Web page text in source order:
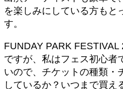
を楽しみにしている方もと
す。
FUNDAY PARK
ですが、私はフェス初心者
いので、チケットの種類・
しているか？いつまで買え